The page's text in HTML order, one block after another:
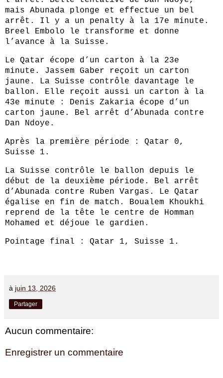
mais Abunada plonge et effectue un bel
arrêt. Il y a un penalty à la 17e minute.
Breel Embolo le transforme et donne
l’avance à la Suisse.
Le Qatar écope d’un carton à la 23e
minute. Jassem Gaber reçoit un carton
jaune. La Suisse contrôle davantage le
ballon. Elle reçoit aussi un carton à la
43e minute : Denis Zakaria écope d’un
carton jaune. Bel arrêt d’Abunada contre
Dan Ndoye.
Après la première période : Qatar 0,
Suisse 1.
La Suisse contrôle le ballon depuis le
début de la deuxième période. Bel arrêt
d’Abunada contre Ruben Vargas. Le Qatar
égalise en fin de match. Boualem Khoukhi
reprend de la tête le centre de Homman
Mohamed et déjoue le gardien.
Pointage final : Qatar 1, Suisse 1.
à juin 13, 2026
Partager
Aucun commentaire:
Enregistrer un commentaire